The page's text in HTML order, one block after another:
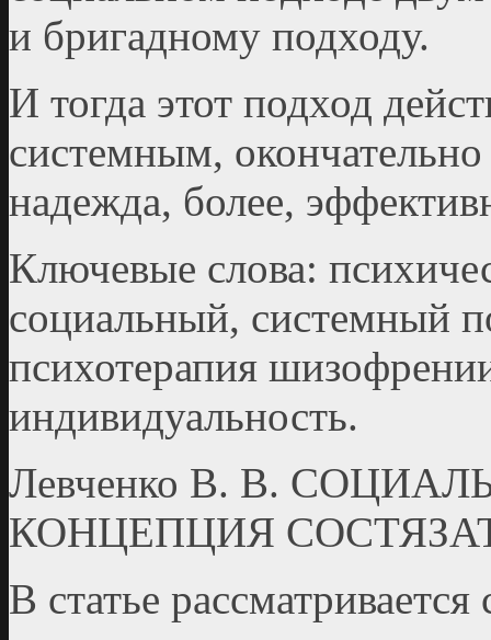
и бригадному подходу.
И тогда этот подход
системным,
надежда, более,
Ключевые слова:
социальный, системный
психотерапия
индивидуальность.
Левченко В. В.
КОНЦЕПЦИЯ
В статье